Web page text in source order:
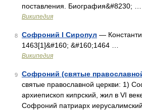
поставления. Биография&#8230; …
Википедия
8 Софроний I Сиропул —
1463[1]&#160; &#160;1464 …
Википедия
9 Софроний (святые
святые православной церкви: 1)
архиепископ кипрский, жил в VI
Софроний патриарх